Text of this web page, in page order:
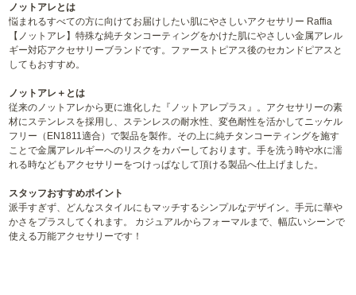
ノットアレとは
悩まれるすべての方に向けてお届けしたい肌にやさしいアクセサリー Raffia
【ノットアレ】特殊な純チタンコーティングをかけた肌にやさしい金属アレル
ギー対応アクセサリーブランドです。ファーストピアス後のセカンドピアスと
してもおすすめ。
ノットアレ＋とは
従来のノットアレから更に進化した『ノットアレプラス』。アクセサリーの素
材にステンレスを採用し、ステンレスの耐水性、変色耐性を活かしてニッケル
フリー（EN1811適合）で製品を製作。その上に純チタンコーティングを施す
ことで金属アレルギーへのリスクをカバーしております。手を洗う時や水に濡
れる時などもアクセサリーをつけっぱなして頂ける製品へ仕上げました。
スタッフおすすめポイント
派手すぎず、どんなスタイルにもマッチするシンプルなデザイン。手元に華や
かさをプラスしてくれます。 カジュアルからフォーマルまで、幅広いシーンで
使える万能アクセサリーです！